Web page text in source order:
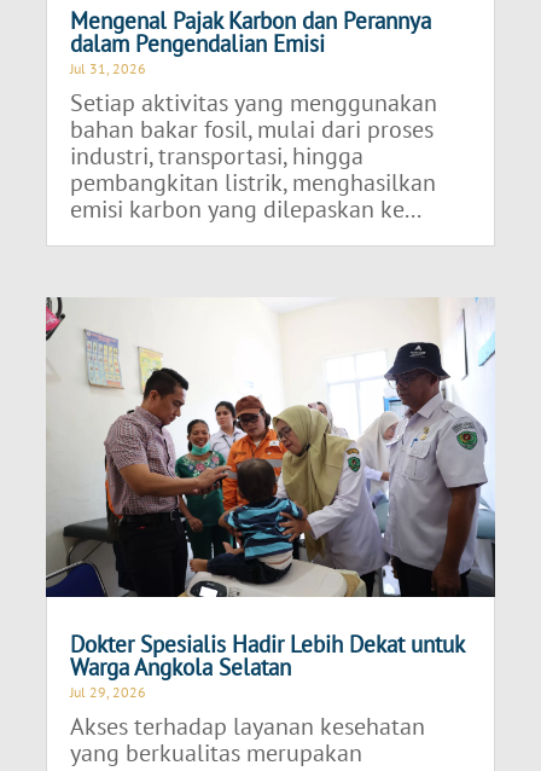
Mengenal Pajak Karbon dan Perannya
dalam Pengendalian Emisi
Jul 31, 2026
Setiap aktivitas yang menggunakan
bahan bakar fosil, mulai dari proses
industri, transportasi, hingga
pembangkitan listrik, menghasilkan
emisi karbon yang dilepaskan ke...
Dokter Spesialis Hadir Lebih Dekat untuk
Warga Angkola Selatan
Jul 29, 2026
Akses terhadap layanan kesehatan
yang berkualitas merupakan